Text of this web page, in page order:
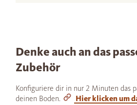
Denke auch an das
Zubehör
Konfiguriere dir in nur 2 Minuten das
deinen Boden.
Hier klicken um